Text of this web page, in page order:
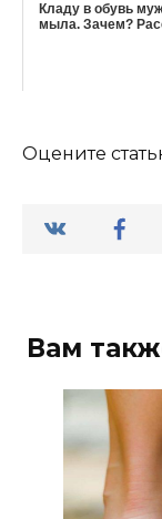
Кладу в обувь
мыла. Зачем?
Оцените
Вам